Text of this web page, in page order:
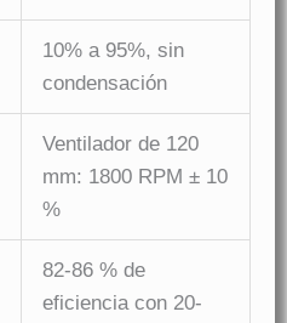
10% a 95%, sin
condensación
Ventilador de 120
mm: 1800 RPM ± 10
%
82-86 % de
eficiencia con 20-